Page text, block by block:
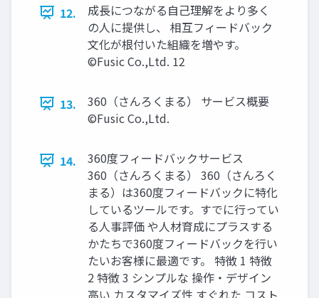
12.
成長につながる自己理解をより多く
の人に提供し、 相互フィードバック
文化が根付いた組織を増やす。
©️Fusic Co.,Ltd. 12
13.
360（さんろくまる） サービス概要
©️Fusic Co.,Ltd.
14.
360度フィードバックサービス
360（さんろくまる） 360（さんろく
まる）は360度フィードバックに特化
しているツールです。すでに行ってい
る人事評価 や人材育成にプラスする
かたちで360度フィードバックを行い
たいお客様に最適です。 特徴 1 特徴
2 特徴 3 シンプルな 操作・デザイン
高い カスタマイズ性 すぐれた コスト